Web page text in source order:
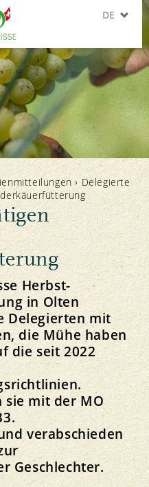
DE
IT
›Delegierte
Herbst-
in Olten
Delegierten mit
die Mühe haben
die seit 2022
sie mit der MO
verabschieden
Geschlechter.